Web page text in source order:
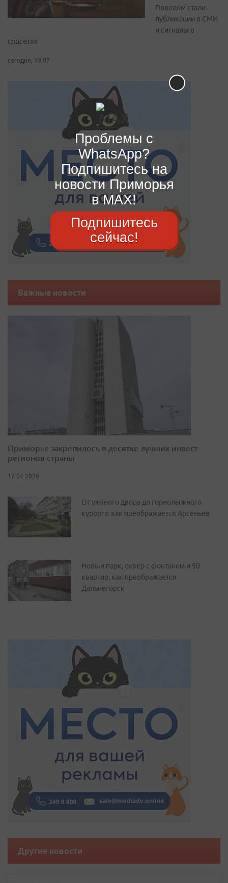
Поводом стали
публикации в СМИ
и сигналы в
соцсетях
сегодня, 19:07
Важные новости
Приморье закрепилось в десятке лучших инвест-
регионов страны
17.07.2026
От уютного двора до горнолыжного
курорта: как преображается Арсеньев
Новый парк, сквер с фонтаном и 50
квартир: как преображается
Дальнегорск
Другие новости
Проблемы с
WhatsApp?
Подпишитесь на
новости Приморья
в MAX!
Подпишитесь
сейчас!